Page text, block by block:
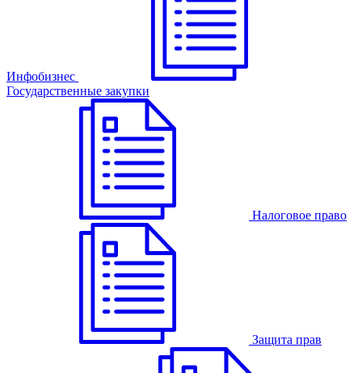
Инфобизнес
Государственные закупки
Налоговое право
Защита прав